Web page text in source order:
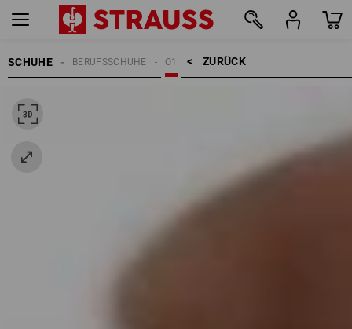
SCHUHE ZURÜCK    >
O1
BERUFSSCHUHE